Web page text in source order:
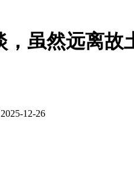
，虽然远离
12-26